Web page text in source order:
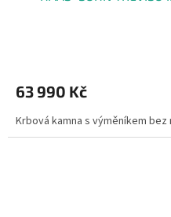
63 990 Kč
Krbová kamna s výměníkem